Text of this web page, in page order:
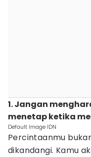
1. Jangan
menetap ketika
Default Image IDN
Percintaanmu
dikandangi. Kamu